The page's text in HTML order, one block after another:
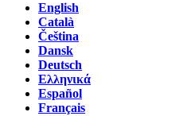
English
Català
Čeština
Dansk
Deutsch
Ελληνικά
Español
Français